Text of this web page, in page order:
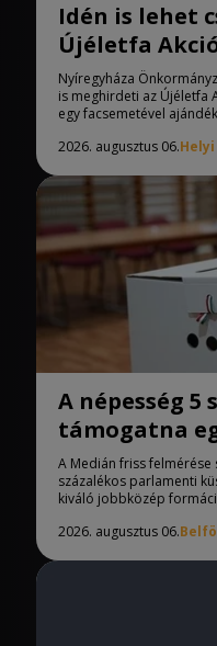
Idén is lehet
Újéletfa
Nyíregyháza
is meghirdeti az Újéletfa
egy facsemetével
2026. augusztus 06.Helyi
A népesség 5
támogatna
pártot
A Medián friss felmérése
százalékos parlamenti
kiváló jobbközép
2026. augusztus 06.